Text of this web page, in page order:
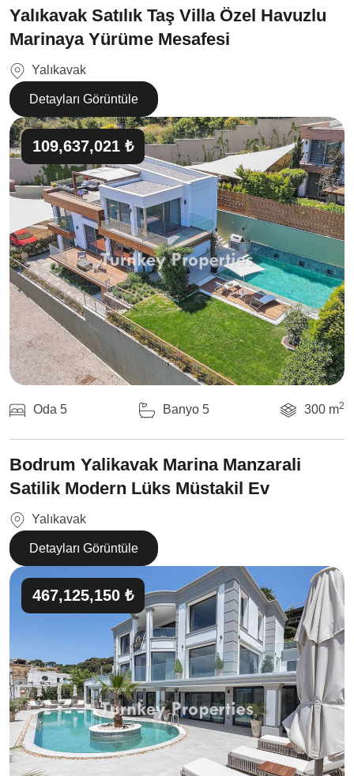
Yalıkavak Satılık Taş Villa Özel Havuzlu
Marinaya Yürüme Mesafesi
Yalıkavak
Detayları Görüntüle
109,637,021 ₺
Oda 5 Banyo 5 300 m2
Bodrum Yalikavak Marina Manzarali
Satilik Modern Lüks Müstakil Ev
Yalıkavak
Detayları Görüntüle
467,125,150 ₺